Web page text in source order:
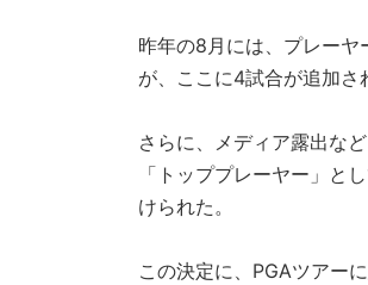
昨年の8月には、プレー
が、ここに4試合が追加さ
さらに、メディア露出な
「トッププレーヤー」と
けられた。
この決定に、PGAツアー